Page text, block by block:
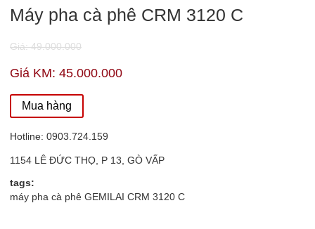
Máy pha cà phê CRM 3120 C
Giá: 49.000.000
Giá KM: 45.000.000
Mua hàng
Hotline: 0903.724.159
1154 LÊ ĐỨC THỌ, P 13, GÒ VẤP
tags:
máy pha cà phê GEMILAI CRM 3120 C